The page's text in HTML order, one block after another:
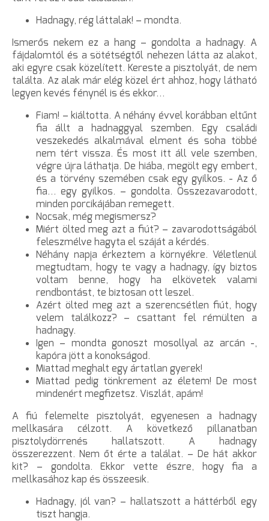
Hadnagy, rég láttalak! – mondta.
Ismerős nekem ez a hang – gondolta a hadnagy. A
fájdalomtól és a sötétségtől nehezen látta az alakot,
aki egyre csak közelített. Kereste a pisztolyát, de nem
találta. Az alak már elég közel ért ahhoz, hogy látható
legyen kevés fénynél is és ekkor…
Fiam! – kiáltotta. A néhány évvel korábban eltűnt
fia állt a hadnaggyal szemben. Egy családi
veszekedés alkalmával elment és soha többé
nem tért vissza. És most itt áll vele szemben,
végre újra láthatja. De hiába, megölt egy embert,
és a törvény szemében csak egy gyilkos. - Az ő
fia… egy gyilkos. – gondolta. Összezavarodott,
minden porcikájában remegett.
Nocsak, még megismersz?
Miért ölted meg azt a fiút? – zavarodottságából
feleszmélve hagyta el száját a kérdés.
Néhány napja érkeztem a környékre. Véletlenül
megtudtam, hogy te vagy a hadnagy, így biztos
voltam benne, hogy ha elkövetek valami
rendbontást, te biztosan ott leszel.
Azért ölted meg azt a szerencsétlen fiút, hogy
velem találkozz? – csattant fel rémülten a
hadnagy.
Igen – mondta gonoszt mosollyal az arcán -,
kapóra jött a konokságod.
Miattad meghalt egy ártatlan gyerek!
Miattad pedig tönkrement az életem! De most
mindenért megfizetsz. Viszlát, apám!
A fiú felemelte pisztolyát, egyenesen a hadnagy
mellkasára célzott. A következő pillanatban
pisztolydörrenés hallatszott. A hadnagy
összerezzent. Nem őt érte a találat. – De hát akkor
kit? – gondolta. Ekkor vette észre, hogy fia a
mellkasához kap és összeesik.
Hadnagy, jól van? – hallatszott a háttérből egy
tiszt hangja.